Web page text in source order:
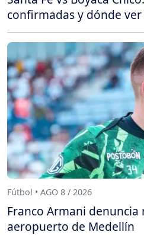
confirmadas y dónde ver
Fútbol • AGO 8 / 2026
Franco Armani
aeropuerto de Medellín